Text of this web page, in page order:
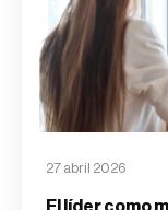
27 abril 2026